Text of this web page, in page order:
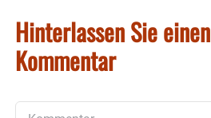
Hinterlassen Sie einen
Kommentar